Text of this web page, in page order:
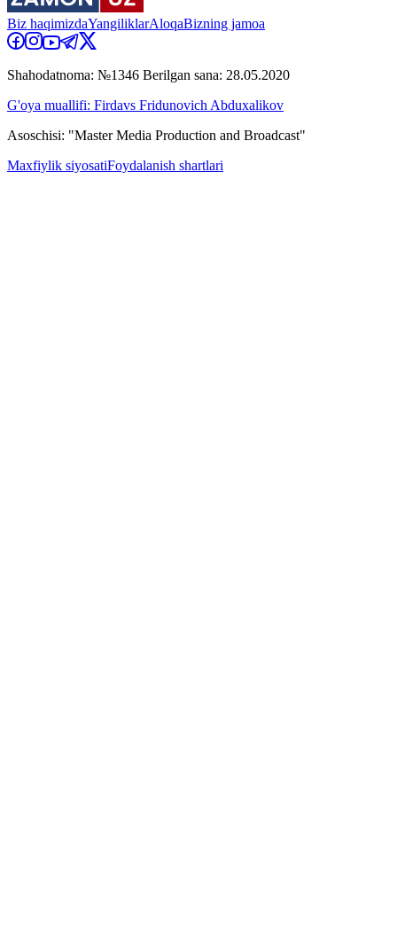
Biz haqimizdaYangiliklarAloqaBizning jamoa
Shahodatnoma: №1346 Berilgan sana: 28.05.2020
G'oya muallifi: Firdavs Fridunovich Abduxalikov
Asoschisi: "Master Media Production and Broadcast"
Maxfiylik siyosatiFoydalanish shartlari